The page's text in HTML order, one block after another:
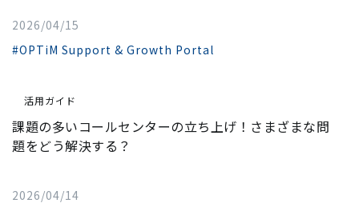
2026/04/15
#OPTiM Support & Growth Portal
活用ガイド
課題の多いコールセンターの立ち上げ！さまざまな問
題をどう解決する？
2026/04/14